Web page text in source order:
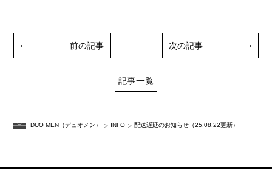
あしたの美肌 | 美容情報を発信・キレイをサポートするWebメ
前の記事
記事一覧
次の記事
DUO MEN（デュオメン） INFO 配送遅延のお知らせ（25.08.22更新）